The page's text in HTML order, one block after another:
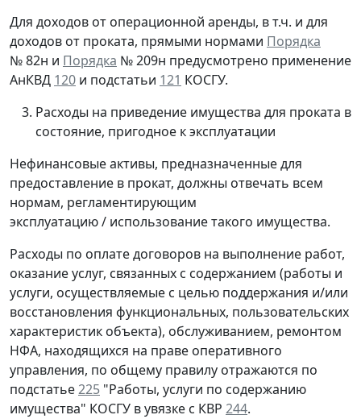
Для доходов от операционной аренды, в т.ч. и для
доходов от проката, прямыми нормами Порядка
№ 82н и Порядка № 209н предусмотрено применение
АнКВД 120 и подстатьи 121 КОСГУ.
Расходы на приведение имущества для проката в
состояние, пригодное к эксплуатации
Нефинансовые активы, предназначенные для
предоставление в прокат, должны отвечать всем
нормам, регламентирующим
эксплуатацию / использование такого имущества.
Расходы по оплате договоров на выполнение работ,
оказание услуг, связанных с содержанием (работы и
услуги, осуществляемые с целью поддержания и/или
восстановления функциональных, пользовательских
характеристик объекта), обслуживанием, ремонтом
НФА, находящихся на праве оперативного
управления, по общему правилу отражаются по
подстатье225 "Работы, услуги по содержанию
имущества" КОСГУ в увязке с КВР 244.